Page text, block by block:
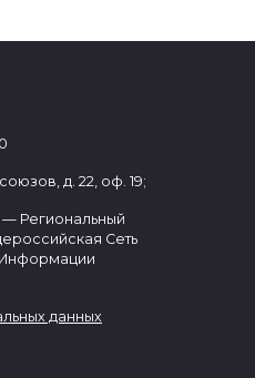
д. 22, оф. 19;
— Региональный
Сеть
данных